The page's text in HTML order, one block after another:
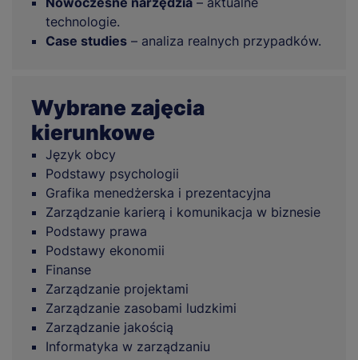
technologie.
Case studies – analiza realnych przypadków.
Wybrane zajęcia
kierunkowe
Język obcy
Podstawy psychologii
Grafika menedżerska i prezentacyjna
Zarządzanie karierą i komunikacja w biznesie
Podstawy prawa
Podstawy ekonomii
Finanse
Zarządzanie projektami
Zarządzanie zasobami ludzkimi
Zarządzanie jakością
Informatyka w zarządzaniu